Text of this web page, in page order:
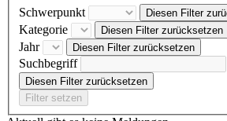
Schwerpunkt
Diesen Filter
Kategorie Diesen Filter zurücksetzen
Jahr Diesen Filter zurücksetzen
Suchbegriff
Diesen Filter zurücksetzen
Filter setzen